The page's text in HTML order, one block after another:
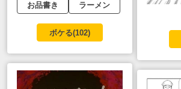
お品書き
ラーメン
ボケる(102)